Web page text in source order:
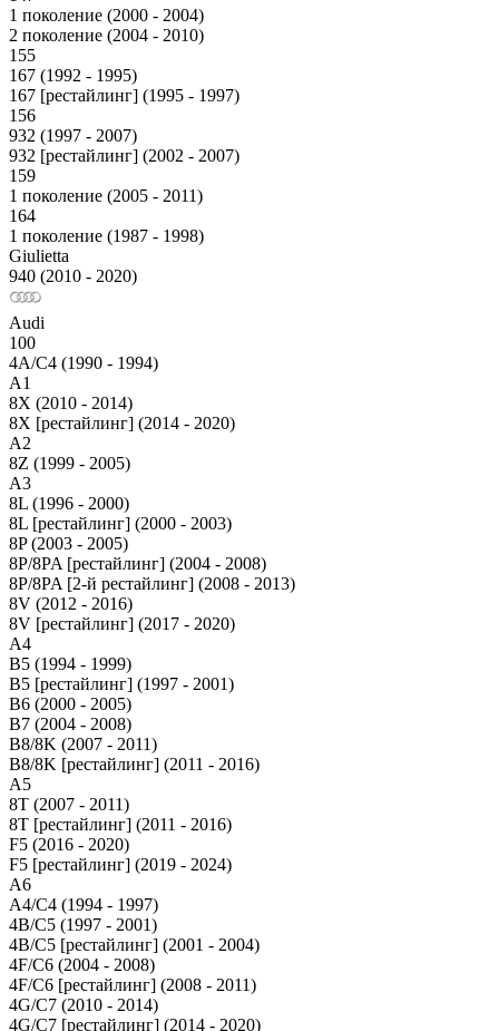
1 поколение (2000 - 2004)
2 поколение (2004 - 2010)
155
167 (1992 - 1995)
167 [рестайлинг] (1995 - 1997)
156
932 (1997 - 2007)
932 [рестайлинг] (2002 - 2007)
159
1 поколение (2005 - 2011)
164
1 поколение (1987 - 1998)
Giulietta
940 (2010 - 2020)
Audi
100
4A/C4 (1990 - 1994)
A1
8X (2010 - 2014)
8X [рестайлинг] (2014 - 2020)
A2
8Z (1999 - 2005)
A3
8L (1996 - 2000)
8L [рестайлинг] (2000 - 2003)
8P (2003 - 2005)
8P/8PA [рестайлинг] (2004 - 2008)
8P/8PA [2-й рестайлинг] (2008 - 2013)
8V (2012 - 2016)
8V [рестайлинг] (2017 - 2020)
A4
B5 (1994 - 1999)
B5 [рестайлинг] (1997 - 2001)
B6 (2000 - 2005)
B7 (2004 - 2008)
B8/8K (2007 - 2011)
B8/8K [рестайлинг] (2011 - 2016)
A5
8T (2007 - 2011)
8T [рестайлинг] (2011 - 2016)
F5 (2016 - 2020)
F5 [рестайлинг] (2019 - 2024)
A6
A4/C4 (1994 - 1997)
4B/C5 (1997 - 2001)
4B/C5 [рестайлинг] (2001 - 2004)
4F/C6 (2004 - 2008)
4F/C6 [рестайлинг] (2008 - 2011)
4G/C7 (2010 - 2014)
4G/C7 [рестайлинг] (2014 - 2020)